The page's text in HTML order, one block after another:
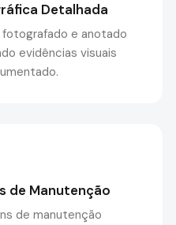
Detalhada
e anotado
evidências visuais
de Manutenção
de manutenção